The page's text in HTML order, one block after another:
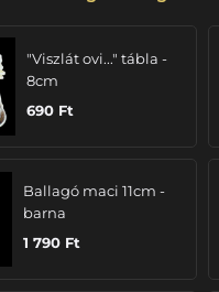
"Viszlát ovi..." tábla -
8cm
690 Ft
Ballagó maci 11cm -
barna
1 790 Ft